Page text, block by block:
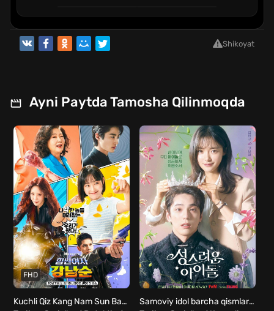
1 2
Shikoyat
Ayni Paytda Tamosha Qilinmoqda
FHD
Kuchli Qiz Kang Nam Sun Barcha qismlar Uzbek tilida | Koreys serial
Samoviy idol barcha qismlar Koreys serial Uzbek tilida